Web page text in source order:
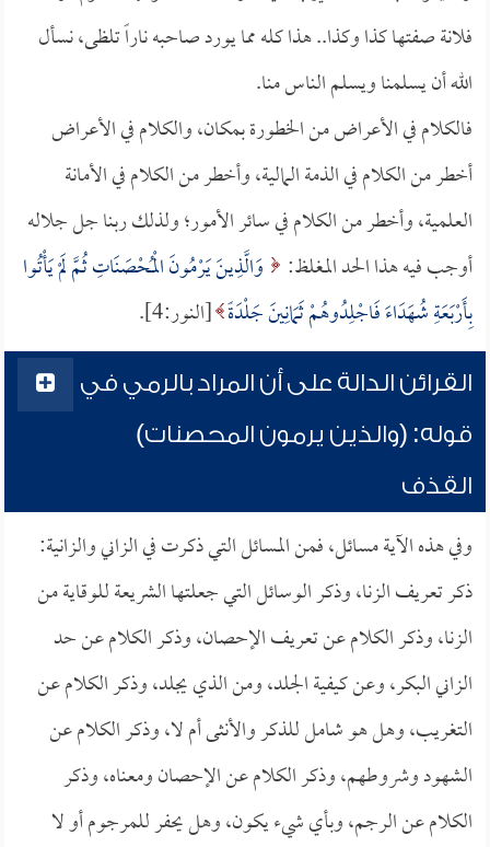
فلانة صفتها كذا وكذا.. هذا كله مما يورد صاحبه ناراً تلظى، نسأل
الله أن يسلمنا ويسلم الناس منا.
فالكلام في الأعراض من الخطورة بمكان، والكلام في الأعراض
أخطر من الكلام في الذمة المالية، وأخطر من الكلام في الأمانة
العلمية، وأخطر من الكلام في سائر الأمور؛ ولذلك ربنا جل جلاله
أوجب فيه هذا الحد المغلظ:
وَالَّذِينَ يَرْمُونَ الْمُحْصَنَاتِ ثُمَّ لَمْ يَأْتُوا
بِأَرْبَعَةِ شُهَدَاءَ فَاجْلِدُوهُمْ ثَمَانِينَ جَلْدَةً [النور:4].
القرائن الدالة على أن المراد بالرمي في
قوله: (والذين يرمون المحصنات)
القذف
وفي هذه الآية مسائل، فمن المسائل التي ذكرت في الزاني والزانية:
ذكر تعريف الزنا، وذكر الوسائل التي جعلتها الشريعة للوقاية من
الزنا، وذكر الكلام عن تعريف الإحصان، وذكر الكلام عن حد
الزاني البكر، وعن كيفية الجلد، ومن الذي يجلد، وذكر الكلام عن
التغريب، وهل هو شامل للذكر والأنثى أم لا، وذكر الكلام عن
الشهود وشروطهم، وذكر الكلام عن الإحصان ومعناه، وذكر
الكلام عن الرجم، وبأي شيء يكون، وهل يحفر للمرجوم أو لا